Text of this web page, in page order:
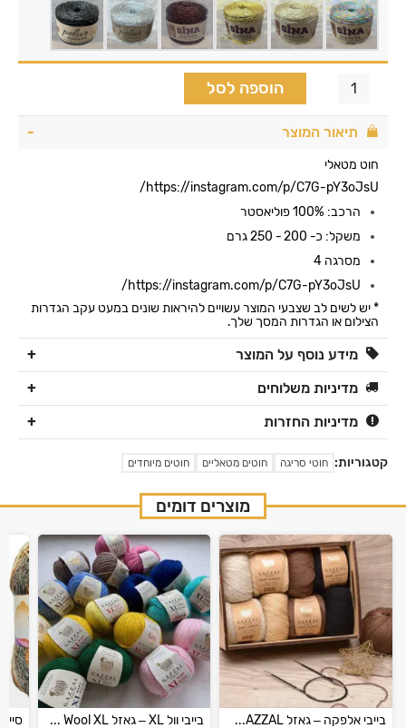
הוספה לסל
תיאור המוצר
חוט מטאלי
https://instagram.com/p/C7G-pY3oJsU/
הרכב: 100% פוליאסטר
משקל: כ- 200 - 250 גרם
מסרגה 4
https://instagram.com/p/C7G-pY3oJsU/
* יש לשים לב שצבעי המוצר עשויים להיראות שונים במעט עקב הגדרות
הצילום או הגדרות המסך שלך.
מידע נוסף על המוצר
מדיניות משלוחים
מדיניות החזרות
קטגוריות: חוטי סריגה חוטים מטאליים חוטים מיוחדים
מוצרים דומים
בייבי אלפקה – גאזל BABY ALPACA GAZZAL בייבי וול XL – גאזל Baby Wool XL